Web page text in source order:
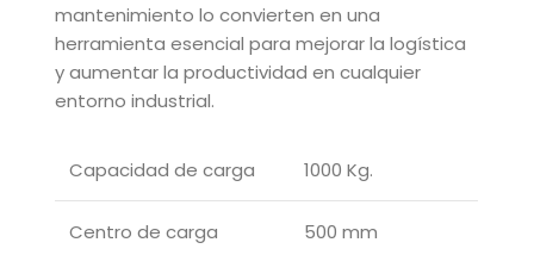
mantenimiento lo convierten en una
herramienta esencial para mejorar la logística
y aumentar la productividad en cualquier
entorno industrial.
Capacidad de carga 1000 Kg.
Centro de carga 500 mm